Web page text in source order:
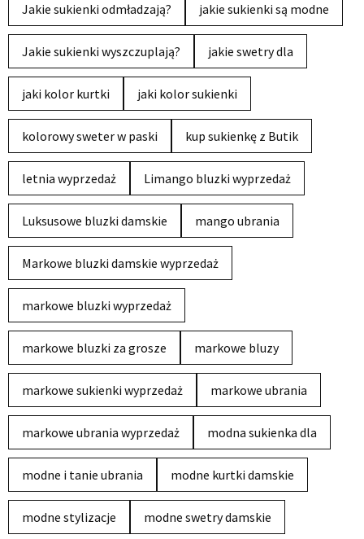
Jakie sukienki odmładzają? jakie sukienki są modne
Jakie sukienki wyszczuplają? jakie swetry dla
jaki kolor kurtki jaki kolor sukienki
kolorowy sweter w paski kup sukienkę z Butik
letnia wyprzedaż Limango bluzki wyprzedaż
Luksusowe bluzki damskie mango ubrania
Markowe bluzki damskie wyprzedaż
markowe bluzki wyprzedaż
markowe bluzki za grosze markowe bluzy
markowe sukienki wyprzedaż markowe ubrania
markowe ubrania wyprzedaż modna sukienka dla
modne i tanie ubrania modne kurtki damskie
modne stylizacje modne swetry damskie